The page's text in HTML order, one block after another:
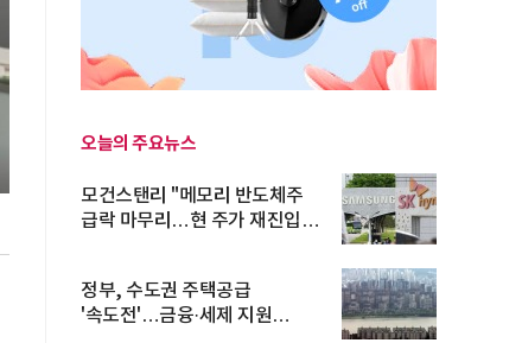
오늘의 주요뉴스
모건스탠리 "메모리 반도체주
급락 마무리…현 주가 재진입
정부, 수도권 주택공급
'속도전'…금융·세제 지원